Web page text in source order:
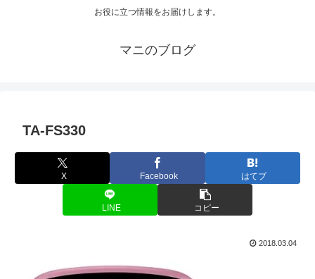
お役に立つ情報をお届けします。
マニのブログ
TA-FS330
X Facebook はてブ
LINE コピー
2018.03.04